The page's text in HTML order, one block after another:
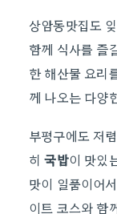
상암동맛집도
함께 식사를 즐
한 해산물 요리
께 나오는 다양
부평구에도 저
히국밥이 맛있
맛이 일품이어
이트 코스와 함